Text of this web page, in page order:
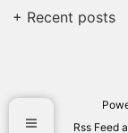
+ Recent posts
Rss Feed